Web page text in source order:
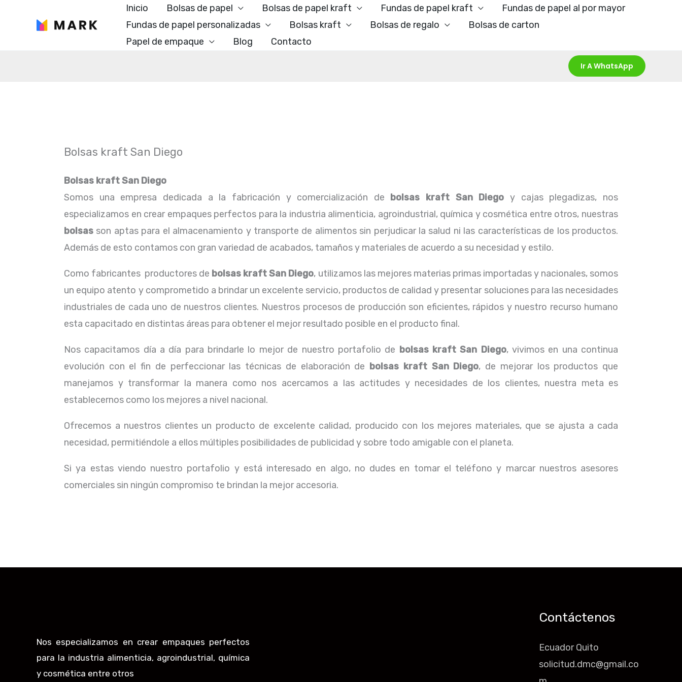
Inicio Bolsas de papel Bolsas de papel kraft Fundas de papel kraft
Fundas de papel al por mayor
Fundas de papel personalizadas
Bolsas kraft Bolsas de regalo
Bolsas de carton
Papel de empaque
Blog Contacto
Ir A WhatsApp
Bolsas kraft San Diego
Bolsas kraft San Diego
Somos una empresa dedicada a la fabricación y comercialización de bolsas kraft San Diego y cajas plegadizas, nos
especializamos en crear empaques perfectos para la industria alimenticia, agroindustrial, química y cosmética entre otros, nuestras
bolsas son aptas para el almacenamiento y transporte de alimentos sin perjudicar la salud ni las características de los productos.
Además de esto contamos con gran variedad de acabados, tamaños y materiales de acuerdo a su necesidad y estilo.
Como fabricantes productores de bolsas kraft San Diego, utilizamos las mejores materias primas importadas y nacionales, somos
un equipo atento y comprometido a brindar un excelente servicio, productos de calidad y presentar soluciones para las necesidades
industriales de cada uno de nuestros clientes. Nuestros procesos de producción son eficientes, rápidos y nuestro recurso humano
esta capacitado en distintas áreas para obtener el mejor resultado posible en el producto final.
Nos capacitamos día a día para brindarle lo mejor de nuestro portafolio de bolsas kraft San Diego, vivimos en una continua
evolución con el fin de perfeccionar las técnicas de elaboración de bolsas kraft San Diego, de mejorar los productos que
manejamos y transformar la manera como nos acercamos a las actitudes y necesidades de los clientes, nuestra meta es
establecernos como los mejores a nivel nacional.
Ofrecemos a nuestros clientes un producto de excelente calidad, producido con los mejores materiales, que se ajusta a cada
necesidad, permitiéndole a ellos múltiples posibilidades de publicidad y sobre todo amigable con el planeta.
Si ya estas viendo nuestro portafolio y está interesado en algo, no dudes en tomar el teléfono y marcar nuestros asesores
comerciales sin ningún compromiso te brindan la mejor accesoria.
Nos especializamos en crear empaques perfectos
para la industria alimenticia, agroindustrial, química
y cosmética entre otros
Contáctenos
Ecuador Quito
solicitud.dmc@gmail.co